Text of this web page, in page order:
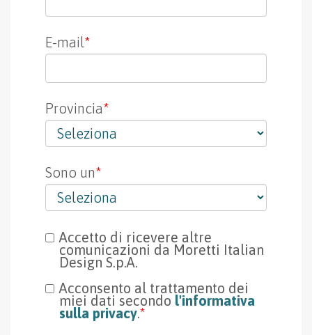
E-mail*
Provincia*
Sono un*
Accetto di ricevere altre
comunicazioni da Moretti Italian
Design S.p.A.
Acconsento al trattamento dei
miei dati secondo l'informativa
sulla privacy.*